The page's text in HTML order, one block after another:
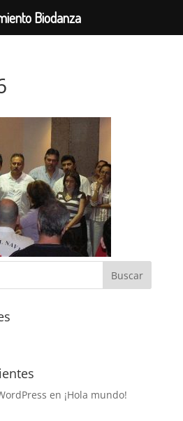
en ¡Hola mundo!
Biodanza